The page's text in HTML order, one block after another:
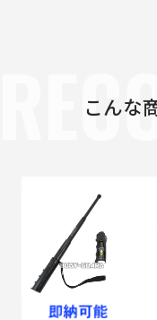
こんな